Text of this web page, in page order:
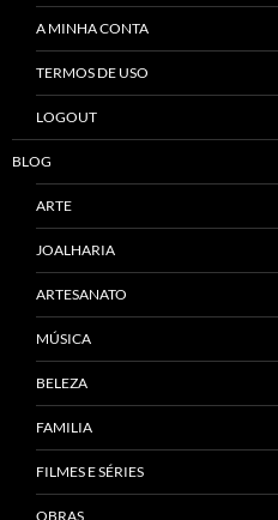
A MINHA CONTA
TERMOS DE USO
LOGOUT
BLOG
ARTE
JOALHARIA
ARTESANATO
MÚSICA
BELEZA
FAMILIA
FILMES E SÉRIES
OBRAS